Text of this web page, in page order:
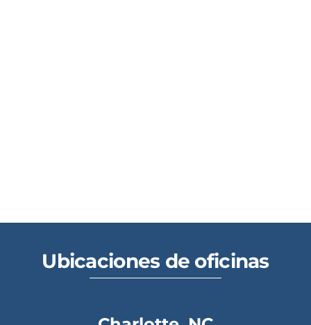
Ubicaciones de oficinas